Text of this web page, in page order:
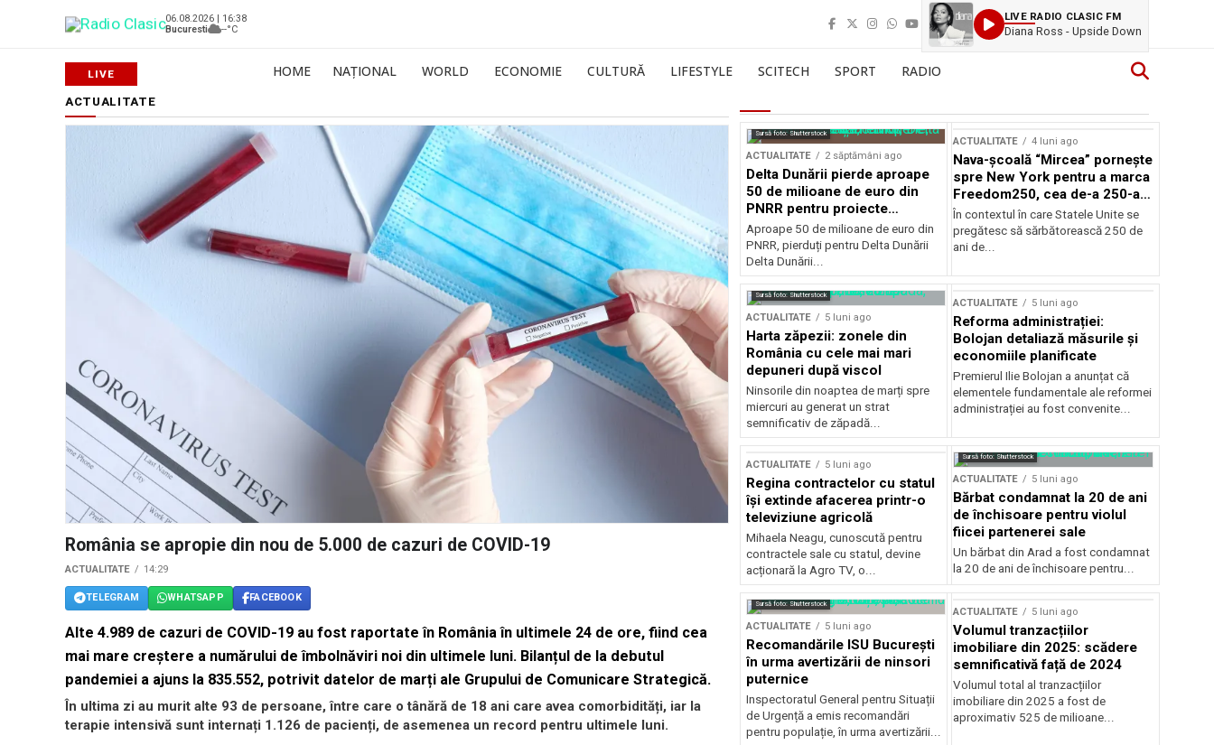
06.08.2026 | 16:38
Bucuresti
--°C
LIVE RADIO CLASIC FM
Diana Ross - Upside Down
HOME NAȚIONAL WORLD ECONOMIE CULTURĂ LIFESTYLE SCITECH SPORT RADIO
ACTUALITATE
România se apropie din nou de 5.000 de cazuri de COVID-19
ACTUALITATE 14:29
TELEGRAM WHATSAPP FACEBOOK
Alte 4.989 de cazuri de COVID-19 au fost raportate în România în ultimele 24 de ore, fiind cea
mai mare creștere a numărului de îmbolnăviri noi din ultimele luni. Bilanțul de la debutul
pandemiei a ajuns la 835.552, potrivit datelor de marți ale Grupului de Comunicare Strategică.
În ultima zi au murit alte 93 de persoane, între care o tânără de 18 ani care avea comorbidități, iar la
terapie intensivă sunt internați 1.126 de pacienți, de asemenea un record pentru ultimele luni.
Sursă foto: Shutterstock
ACTUALITATE 2 săptămâni ago
Delta Dunării pierde aproape
50 de milioane de euro din
PNRR pentru proiecte
esențiale
Aproape 50 de milioane de euro din
PNRR, pierduți pentru Delta Dunării
Delta Dunării...
ACTUALITATE 4 luni ago
Nava-școală “Mircea” pornește
spre New York pentru a marca
Freedom250, cea de-a 250-a
aniversare a Statelor Unite
În contextul în care Statele Unite se
pregătesc să sărbătorească 250 de
ani de...
Sursă foto: Shutterstock
ACTUALITATE 5 luni ago
Harta zăpezii: zonele din
România cu cele mai mari
depuneri după viscol
Ninsorile din noaptea de marți spre
miercuri au generat un strat
semnificativ de zăpadă...
ACTUALITATE 5 luni ago
Reforma administrației:
Bolojan detaliază măsurile și
economiile planificate
Premierul Ilie Bolojan a anunțat că
elementele fundamentale ale reformei
administrației au fost convenite...
ACTUALITATE 5 luni ago
Regina contractelor cu statul
își extinde afacerea printr-o
televiziune agricolă
Mihaela Neagu, cunoscută pentru
contractele sale cu statul, devine
acționară la Agro TV, o...
Sursă foto: Shutterstock
ACTUALITATE 5 luni ago
Bărbat condamnat la 20 de ani
de închisoare pentru violul
fiicei partenerei sale
Un bărbat din Arad a fost condamnat
la 20 de ani de închisoare pentru...
Sursă foto: Shutterstock
ACTUALITATE 5 luni ago
Recomandările ISU București
în urma avertizării de ninsori
puternice
Inspectoratul General pentru Situații
de Urgență a emis recomandări
pentru populație, în urma avertizării...
ACTUALITATE 5 luni ago
Volumul tranzacțiilor
imobiliare din 2025: scădere
semnificativă față de 2024
Volumul total al tranzacțiilor
imobiliare din 2025 a fost de
aproximativ 525 de milioane...